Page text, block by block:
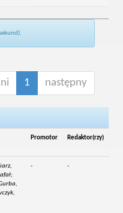
1 następny
Promotor Redaktor(rzy)
- -